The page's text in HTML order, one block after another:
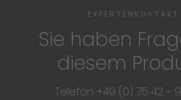
EXPERTENKONTAKT
Sie haben
diesem
Telefon +49 (0) 75 42 -